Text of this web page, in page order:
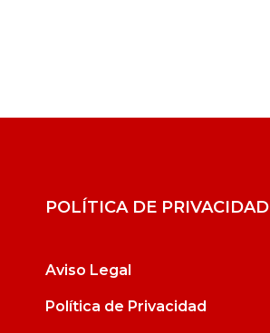
POLÍTICA DE PRIVACIDAD
Aviso Legal
Política de Privacidad